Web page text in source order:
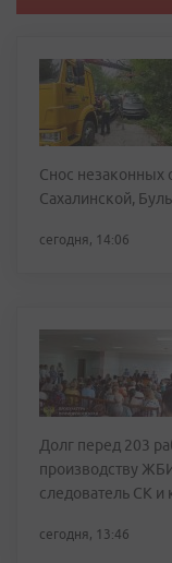
Снос незаконных
Сахалинской,
сегодня, 14:06
Долг перед 203
производству
следователь СК
сегодня, 13:46